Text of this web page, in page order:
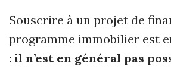
Souscrire à un projet de
programme immobilier est
: il n’est en général pas